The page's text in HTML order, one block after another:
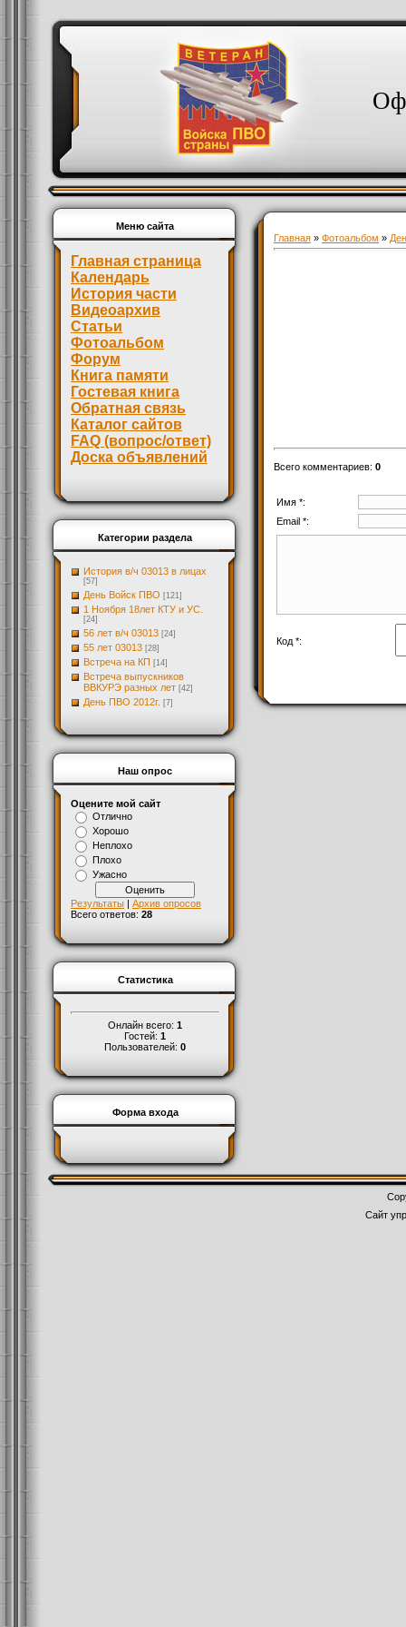
Меню сайта
Главная страница
Календарь
История части
Видеоархив
Статьи
Фотоальбом
Форум
Книга памяти
Гостевая книга
Обратная связь
Каталог сайтов
FAQ (вопрос/ответ)
Доска объявлений
Категории раздела
История в/ч 03013 в лицах
[57]
День Войск ПВО [121]
1 Ноября 18лет КТУ и УС.
[24]
56 лет в/ч 03013 [24]
55 лет 03013 [28]
Встреча на КП [14]
Встреча выпускников
ВВКУРЭ разных лет [42]
День ПВО 2012г. [7]
Наш опрос
Оцените мой сайт
Отлично
Хорошо
Неплохо
Плохо
Ужасно
Результаты | Архив опросов
Всего ответов: 28
Статистика
Онлайн всего: 1
Гостей: 1
Пользователей: 0
Форма входа
Главная » Фотоальбом »
Всего комментариев: 0
Имя *:
Email *:
Код *:
Сайт